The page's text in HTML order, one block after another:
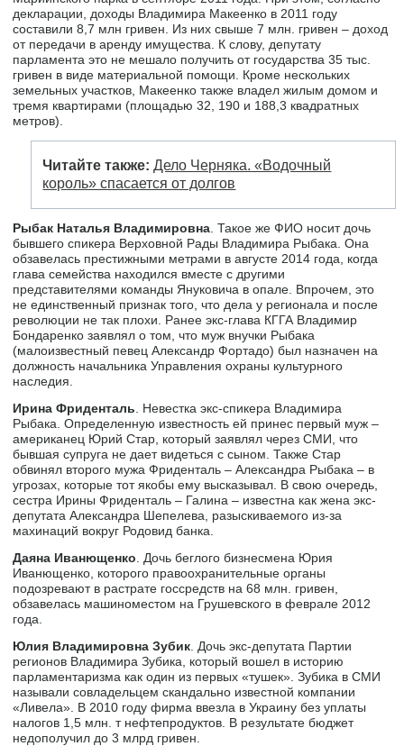
декларации, доходы Владимира Макеенко в 2011 году
составили 8,7 млн гривен. Из них свыше 7 млн. гривен – доход
от передачи в аренду имущества. К слову, депутату
парламента это не мешало получить от государства 35 тыс.
гривен в виде материальной помощи. Кроме нескольких
земельных участков, Макеенко также владел жилым домом и
тремя квартирами (площадью 32, 190 и 188,3 квадратных
метров).
Читайте также: Дело Черняка. «Водочный
король» спасается от долгов
Рыбак Наталья Владимировна . Такое же ФИО носит дочь
бывшего спикера Верховной Рады Владимира Рыбака. Она
обзавелась престижными метрами в августе 2014 года, когда
глава семейства находился вместе с другими
представителями команды Януковича в опале. Впрочем, это
не единственный признак того, что дела у регионала и после
революции не так плохи. Ранее экс-глава КГГА Владимир
Бондаренко заявлял о том, что муж внучки Рыбака
(малоизвестный певец Александр Фортадо) был назначен на
должность начальника Управления охраны культурного
наследия.
Ирина Фриденталь . Невестка экс-спикера Владимира
Рыбака. Определенную известность ей принес первый муж –
американец Юрий Стар, который заявлял через СМИ, что
бывшая супруга не дает видеться с сыном. Также Стар
обвинял второго мужа Фриденталь – Александра Рыбака – в
угрозах, которые тот якобы ему высказывал. В свою очередь,
сестра Ирины Фриденталь – Галина – известна как жена экс-
депутата Александра Шепелева, разыскиваемого из-за
махинаций вокруг Родовид банка.
Даяна Иванющенко . Дочь беглого бизнесмена Юрия
Иванющенко, которого правоохранительные органы
подозревают в растрате госсредств на 68 млн. гривен,
обзавелась машиноместом на Грушевского в феврале 2012
года.
Юлия Владимировна Зубик . Дочь экс-депутата Партии
регионов Владимира Зубика, который вошел в историю
парламентаризма как один из первых «тушек». Зубика в СМИ
называли совладельцем скандально известной компании
«Ливела». В 2010 году фирма ввезла в Украину без уплаты
налогов 1,5 млн. т нефтепродуктов. В результате бюджет
недополучил до 3 млрд гривен.